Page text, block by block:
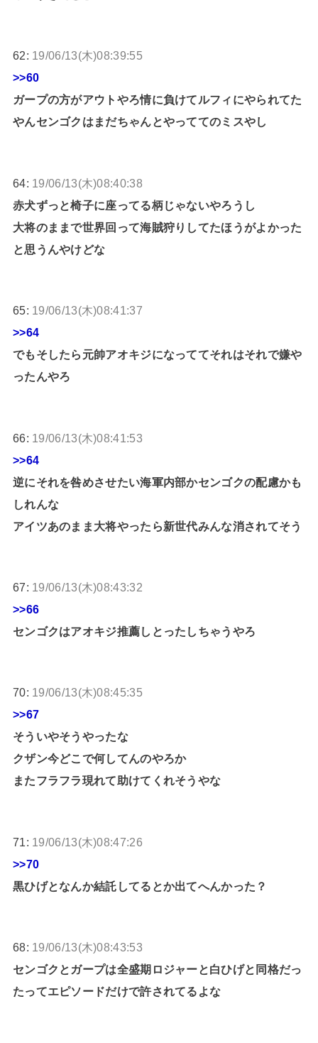
62: 19/06/13(木)08:39:55
>>60
ガープの方がアウトやろ情に負けてルフィにやられてた
やんセンゴクはまだちゃんとやっててのミスやし
64: 19/06/13(木)08:40:38
赤犬ずっと椅子に座ってる柄じゃないやろうし
大将のままで世界回って海賊狩りしてたほうがよかった
と思うんやけどな
65: 19/06/13(木)08:41:37
>>64
でもそしたら元帥アオキジになっててそれはそれで嫌や
ったんやろ
66: 19/06/13(木)08:41:53
>>64
逆にそれを咎めさせたい海軍内部かセンゴクの配慮かも
しれんな
アイツあのまま大将やったら新世代みんな消されてそう
67: 19/06/13(木)08:43:32
>>66
センゴクはアオキジ推薦しとったしちゃうやろ
70: 19/06/13(木)08:45:35
>>67
そういやそうやったな
クザン今どこで何してんのやろか
またフラフラ現れて助けてくれそうやな
71: 19/06/13(木)08:47:26
>>70
黒ひげとなんか結託してるとか出てへんかった？
68: 19/06/13(木)08:43:53
センゴクとガープは全盛期ロジャーと白ひげと同格だっ
たってエピソードだけで許されてるよな